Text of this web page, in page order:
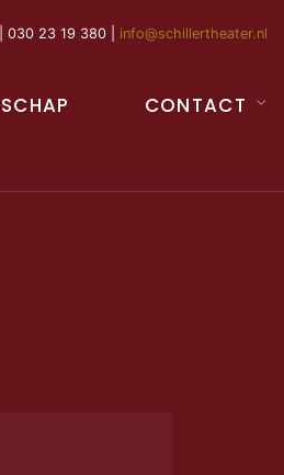
030 23 19 380 | info@schillertheater.nl
CONTACT